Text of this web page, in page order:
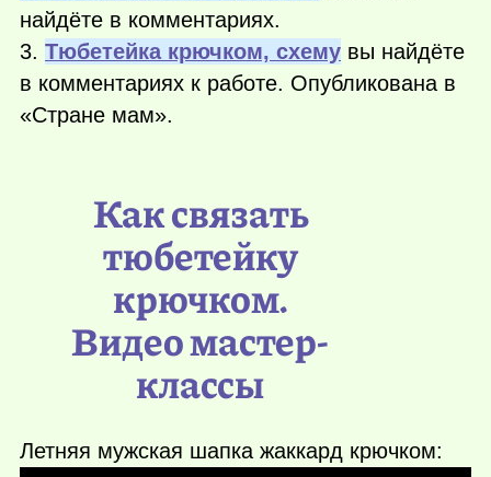
найдёте в комментариях.
3. Тюбетейка крючком, схему вы найдёте
в комментариях к работе. Опубликована в
«Стране мам».
Как связать
тюбетейку
крючком.
Видео мастер-
классы
Летняя мужская шапка жаккард крючком: